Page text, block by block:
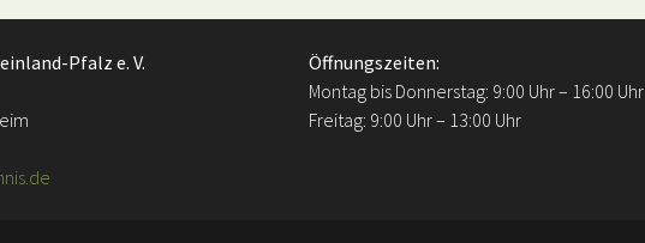
Pfalz e. V.
Öffnungszeiten:
Montag bis Donnerstag: 9:00 Uhr – 16:00 Uhr
Freitag: 9:00 Uhr – 13:00 Uhr